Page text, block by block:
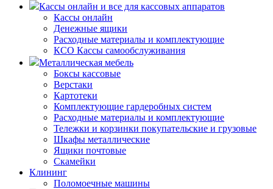
Кассы онлайн и все для кассовых аппаратов
Кассы онлайн
Денежные ящики
Расходные материалы и комплектующие
КСО Кассы самообслуживания
Металлическая мебель
Боксы кассовые
Верстаки
Картотеки
Комплектующие гардеробных систем
Расходные материалы и комплектующие
Тележки и корзинки покупательские и грузовые
Шкафы металлические
Ящики почтовые
Скамейки
Клининг
Поломоечные машины